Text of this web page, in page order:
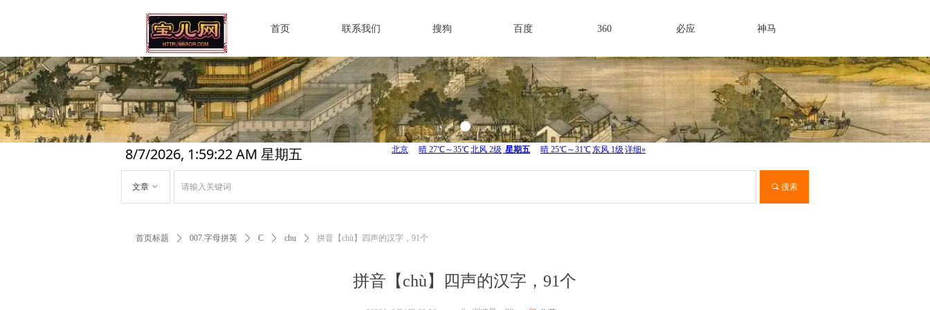
首页 联系我们 搜狗 百度 360 必应 神马
8/7/2026, 1:59:23 AM 星期五
끠 搜索
文章 ꀁ
拼音【chù】四声的汉字，91个
首页标题 ꄲ 007.字母拼英 ꄲ C ꄲ chu ꄲ 拼音【chù】四声的汉字，91个